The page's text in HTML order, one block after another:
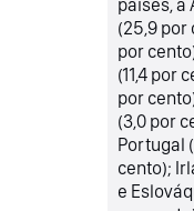
(25,9 por
por
(11,4 por
por
(3,0 por
Portugal
cento);
e